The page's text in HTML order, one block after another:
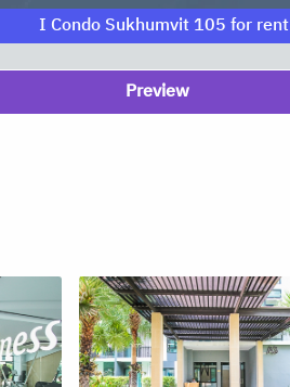
I Condo Sukhumvit 105 for rent
Preview